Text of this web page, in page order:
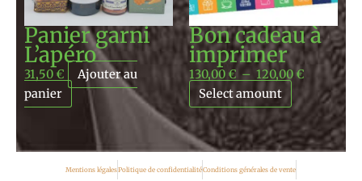
Panier garni
L’apéro
31,50€
Ajouter au
panier
Bon cadeau à
imprimer
130,00€ – 120,00€
Select amount
Mentions légalesPolitique de confidentialitéConditions générales de vente